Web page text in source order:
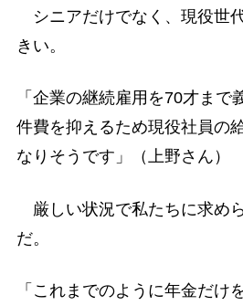
シニアだけでなく、現役世
きい。
「企業の継続雇用を70才まで
件費を抑えるため現役社員の
なりそうです」（上野さん）
厳しい状況で私たちに求め
だ。
「これまでのように年金だけ